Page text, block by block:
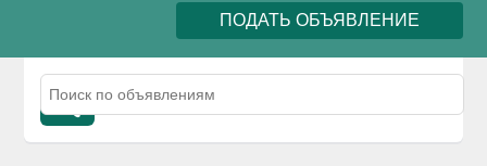
ПОДАТЬ ОБЪЯВЛЕНИЕ